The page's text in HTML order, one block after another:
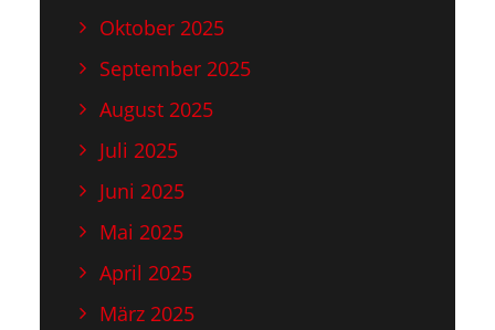
Oktober 2025
September 2025
August 2025
Juli 2025
Juni 2025
Mai 2025
April 2025
März 2025